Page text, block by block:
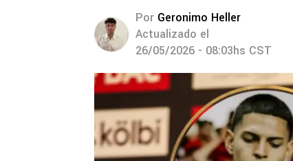
Por Geronimo Heller
Actualizado el
26/05/2026 - 08:03hs CST